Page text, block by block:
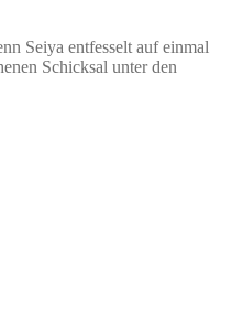
Seiya entfesselt auf einmal
Schicksal unter den